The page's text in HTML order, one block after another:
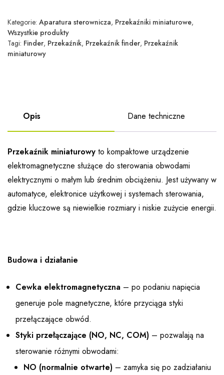
Kategorie: Aparatura sterownicza, Przekaźniki miniaturowe,
Wszystkie produkty
Tagi: Finder, Przekaźnik, Przekaźnik finder, Przekaźnik
miniaturowy
Opis Dane techniczne
Przekaźnik miniaturowy to kompaktowe urządzenie
elektromagnetyczne służące do sterowania obwodami
elektrycznymi o małym lub średnim obciążeniu. Jest używany w
automatyce, elektronice użytkowej i systemach sterowania,
gdzie kluczowe są niewielkie rozmiary i niskie zużycie energii.
Budowa i działanie
Cewka elektromagnetyczna – po podaniu napięcia
generuje pole magnetyczne, które przyciąga styki
przełączające obwód.
Styki przełączające (NO, NC, COM) – pozwalają na
sterowanie różnymi obwodami:
NO (normalnie otwarte) – zamyka się po zadziałaniu